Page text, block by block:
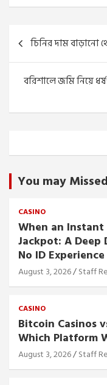
Post
navigation
চিনির দাম বাড়ানো
বরিশালে জমি নিয়ে
You may Missed
CASINO
When an Instant
Jackpot: A Deep
No ID Experience
August 3, 2026 Staff
CASINO
Bitcoin Casinos
Which Platform
August 3, 2026 Staff